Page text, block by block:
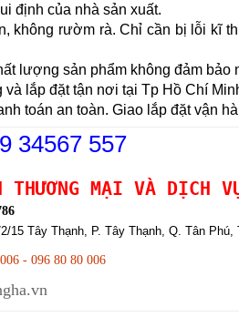
định của nhà sản xuất.
không rườm rà. Chỉ cần bị lỗi kĩ
lượng sản phẩm không đảm bảo
và lắp đặt tận nơi tại Tp Hồ Chí
toán an toàn. Giao lắp đặt vận
34567 557
THƯƠNG MẠI VÀ DỊCH
15 Tây Thạnh, P. Tây Thạnh, Q. Tân Phú,
- 096 80 80 006